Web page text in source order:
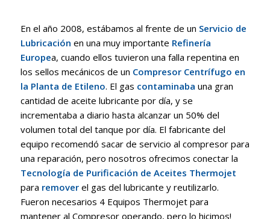
En el año 2008, estábamos al frente de un Servicio de
Lubricación en una muy importante Refinería
Europea, cuando ellos tuvieron una falla repentina en
los sellos mecánicos de un Compresor Centrífugo en
la Planta de Etileno. El gas contaminaba una gran
cantidad de aceite lubricante por día, y se
incrementaba a diario hasta alcanzar un 50% del
volumen total del tanque por día. El fabricante del
equipo recomendó sacar de servicio al compresor para
una reparación, pero nosotros ofrecimos conectar la
Tecnología de Purificación de Aceites Thermojet
para removerel gas del lubricante y reutilizarlo.
Fueron necesarios 4 Equipos Thermojet para
mantener al Compresor operando, pero lo hicimos!